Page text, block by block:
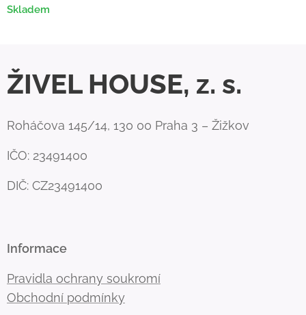
Skladem
ŽIVEL HOUSE, z. s.
Roháčova 145/14, 130 00 Praha 3 – Žižkov
IČO: 23491400
DIČ: CZ23491400
Informace
Pravidla ochrany soukromí
Obchodní podmínky